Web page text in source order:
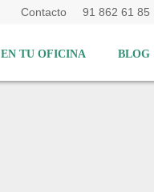
Contacto 91 862 61 85
BLOG
EN TU OFICINA